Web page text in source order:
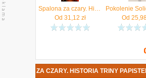
Spalona za czary. Historia Triny Papisten (ebook)
Od 31,12 zł
Od
ZA CZARY. HISTORIA TRINY PAPISTEN DATA